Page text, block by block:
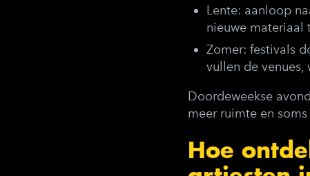
Lente: aanloop
nieuwe materiaal
Zomer: festivals
vullen de venues,
Doordeweekse
meer ruimte en
Hoe